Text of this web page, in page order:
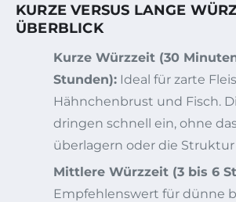
KURZE VERSUS LANGE
ÜBERBLICK
Kurze Würzzeit (30
Stunden): Ideal für zarte
Hähnchenbrust und Fisch.
dringen schnell ein, ohne
überlagern oder die Struktur
Mittlere Würzzeit (3 bis 6
Empfehlenswert für dünne